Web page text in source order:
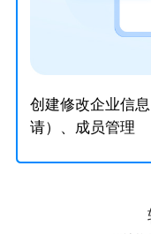
创建修改企业信
请）、成员管理